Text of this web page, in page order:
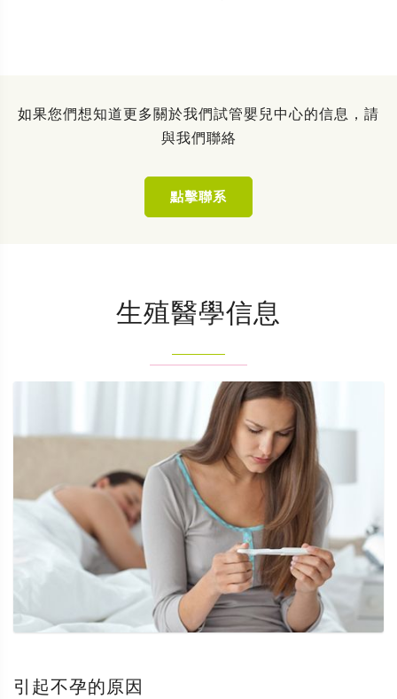
如果您們想知道更多關於我們試管嬰兒中心的信息，請
與我們聯絡
點擊聯系
生殖醫學信息
引起不孕的原因